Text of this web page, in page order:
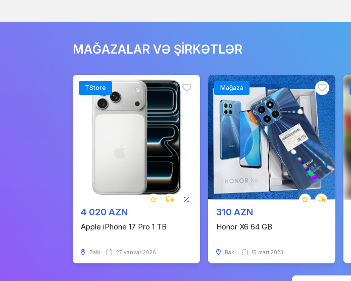
MAĞAZALAR VƏ ŞİRKƏTLƏR
TStore
4 020 AZN
Apple iPhone 17 Pro 1 TB
Bakı 27 yanvar 2026
Mağaza
310 AZN
Honor X6 64 GB
Bakı 15 mart 2023